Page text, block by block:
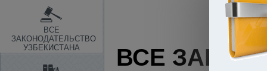
ВСЕ
ЗАКОНОДАТЕЛЬСТВО
УЗБЕКИСТАНА
ВСЕ